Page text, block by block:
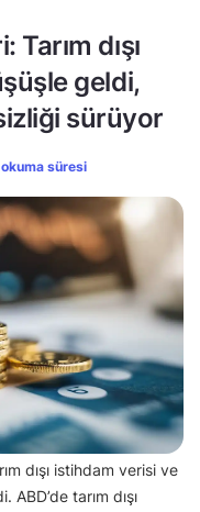
dışı
geldi,
sürüyor
süresi
dışı istihdam verisi ve
tarım dışı